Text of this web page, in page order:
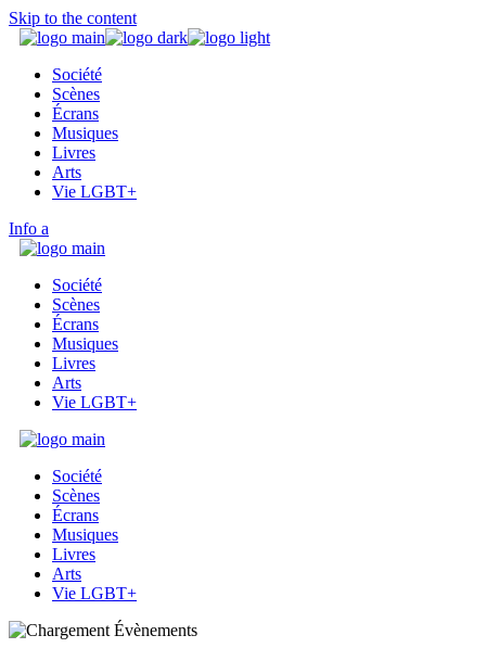
Skip to the content
Société
Scènes
Écrans
Musiques
Livres
Arts
Vie LGBT+
Info
Société
Scènes
Écrans
Musiques
Livres
Arts
Vie LGBT+
Société
Scènes
Écrans
Musiques
Livres
Arts
Vie LGBT+